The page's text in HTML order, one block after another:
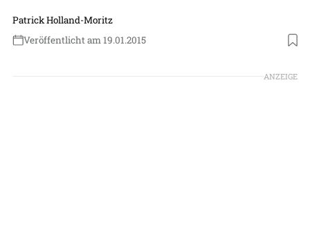
Patrick Holland-Moritz
Veröffentlicht am 19.01.2015
ANZEIGE